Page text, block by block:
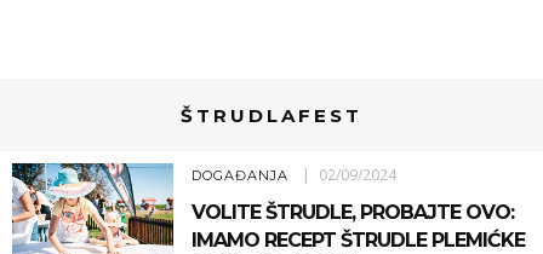
ŠTRUDLAFEST
DOGAĐANJA 02/09/2024
VOLITE ŠTRUDLE, PROBAJTE OVO:
IMAMO RECEPT ŠTRUDLE PLEMIĆKE